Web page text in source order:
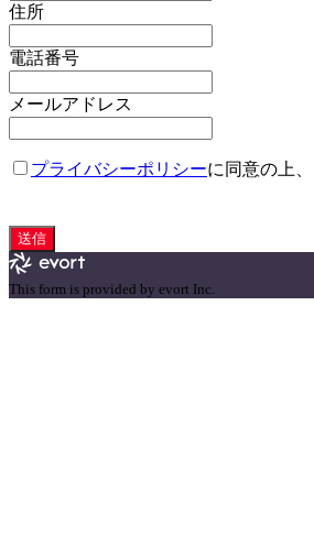
住所
電話番号
メールアドレス
プライバシーポリシーに同意の上
送信
This form is provided by evort Inc.